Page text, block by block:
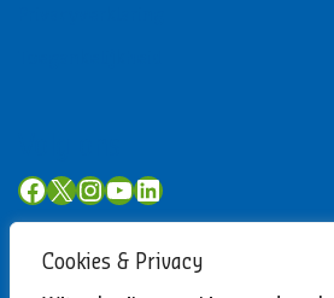
Cookies & Privacy
Facebook
X Instagram
YouTube
LinkedIn